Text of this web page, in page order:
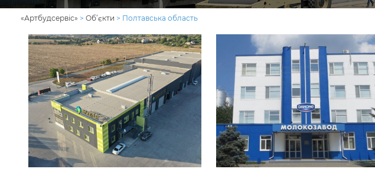
«Артбудсервіс» > Об’єкти > Полтавська область